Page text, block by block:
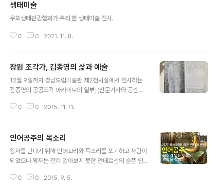
생태미술
우포생태관광협회가 주최 한 생태미술 전시.
0 0 2021. 11. 8.
창원 조각가, 김종영의 삶과 예술
12월 9일까지 경남도립미술관 제2전시실에서 전시하는
김종영의 공공조각 아카이브의 일부; (신문기사와 공간지)
6명중에서 엄선한 140명의 입상작가에 선정. 한국미술의
0 0 2015. 11. 11.
인어공주의 목소리
왕자를 만나기 위해 인어꼬리와 목소리를 포기하고 사람이
되었으나 왕자는 전혀 알아보지 못한 안데르센의 슬픈 인
니다. ​
0 0 2015. 9. 5.